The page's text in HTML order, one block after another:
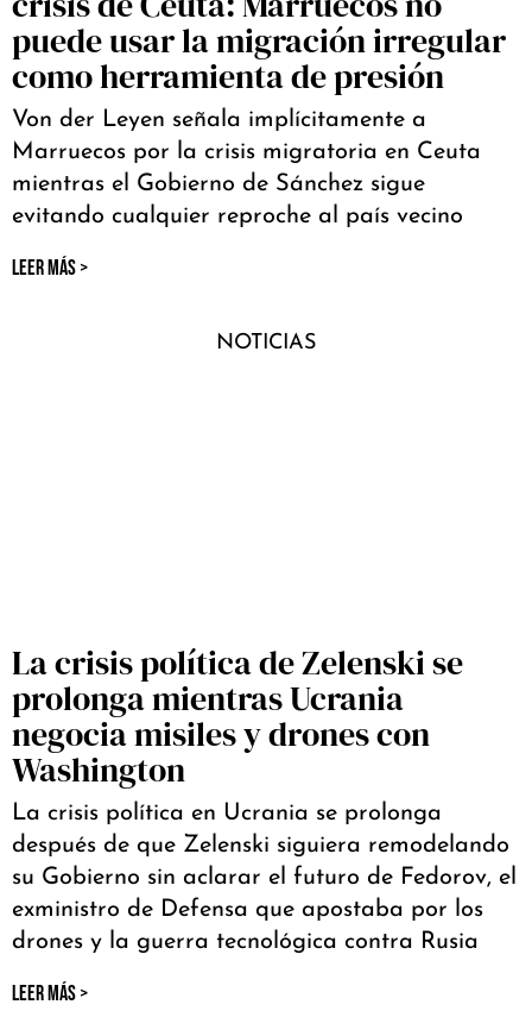
puede usar la migración irregular
como herramienta de presión
Von der Leyen señala implícitamente a
Marruecos por la crisis migratoria en Ceuta
mientras el Gobierno de Sánchez sigue
evitando cualquier reproche al país vecino
LEER MÁS >
NOTICIAS
La crisis política de Zelenski se
prolonga mientras Ucrania
negocia misiles y drones con
Washington
La crisis política en Ucrania se prolonga
después de que Zelenski siguiera remodelando
su Gobierno sin aclarar el futuro de Fedorov, el
exministro de Defensa que apostaba por los
drones y la guerra tecnológica contra Rusia
LEER MÁS >